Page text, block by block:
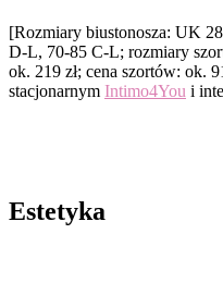
[Rozmiary biustonosza: UK
D-L, 70-85 C-L; rozmiary
ok. 219 zł; cena szortów: ok.
stacjonarnym Intimo4You i
Estetyka